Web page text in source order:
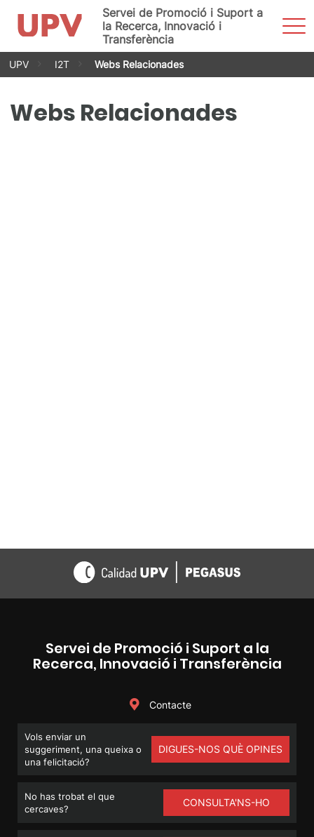
Vés
Servei de Promoció i Suport a
la Recerca, Innovació i
Transferència
UPV I2T Webs Relacionades
Webs Relacionades
Servei de Promoció i Suport a la
Recerca, Innovació i Transferència
Contacte
Vols enviar un
suggeriment, una queixa o
una felicitació?
DIGUES-NOS QUÈ OPINES
No has trobat el que
cercaves?
CONSULTA'NS-HO